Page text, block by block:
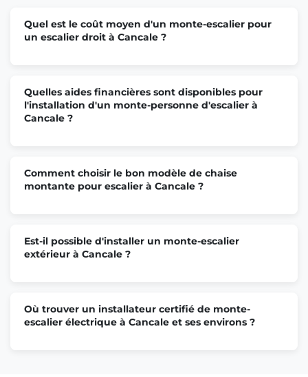
Quel est le coût moyen d'un monte-escalier pour
un escalier droit à Cancale ?
Quelles aides financières sont disponibles pour
l'installation d'un monte-personne d'escalier à
Cancale ?
Comment choisir le bon modèle de chaise
montante pour escalier à Cancale ?
Est-il possible d'installer un monte-escalier
extérieur à Cancale ?
Où trouver un installateur certifié de monte-
escalier électrique à Cancale et ses environs ?